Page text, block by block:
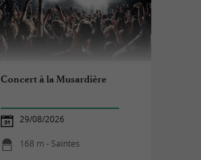
Concert à la Musardière
29/08/2026
168 m - Saintes